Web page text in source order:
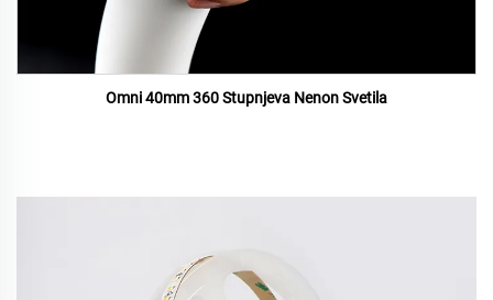
Omni 40mm 360 Stupnjeva Nenon Svetila